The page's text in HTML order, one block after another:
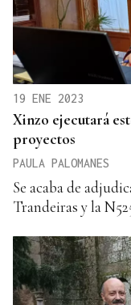
19 ENE 2023
Xinzo ejecutará
proyectos
PAULA PALOMANES
Se acaba de
Trandeiras y la